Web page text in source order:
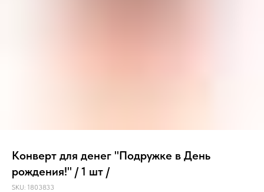
Конверт для денег "Подружке в День
рождения!" / 1 шт /
SKU: 1803833